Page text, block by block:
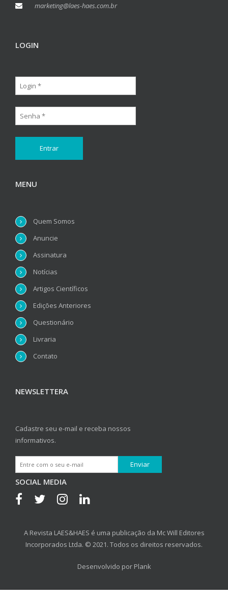
marketing@laes-haes.com.br
LOGIN
MENU
Quem Somos
Anuncie
Assinatura
Notícias
Artigos Científicos
Edições Anteriores
Questionário
Livraria
Contato
NEWSLETTERA
Cadastre seu e-mail e receba nossos
informativos.
SOCIAL MEDIA
A Revista LAES&HAES é uma publicação da Mc Will Editores
Incorporados Ltda. © 2021. Todos os direitos reservados.
Desenvolvido por Plank